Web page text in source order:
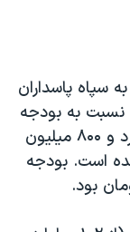
سپاه پاسداران
تومانی نسبت به بودجه
سال گذشته، مبلغی به میزان ۳۳۵ میلیارد و ۸۰۰ میلیون
است. بودجه